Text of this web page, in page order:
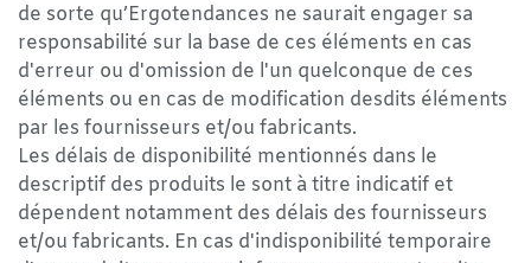
de sorte qu’Ergotendances ne saurait engager sa
responsabilité sur la base de ces éléments en cas
d'erreur ou d'omission de l'un quelconque de ces
éléments ou en cas de modification desdits éléments
par les fournisseurs et/ou fabricants.
Les délais de disponibilité mentionnés dans le
descriptif des produits le sont à titre indicatif et
dépendent notamment des délais des fournisseurs
et/ou fabricants. En cas d'indisponibilité temporaire